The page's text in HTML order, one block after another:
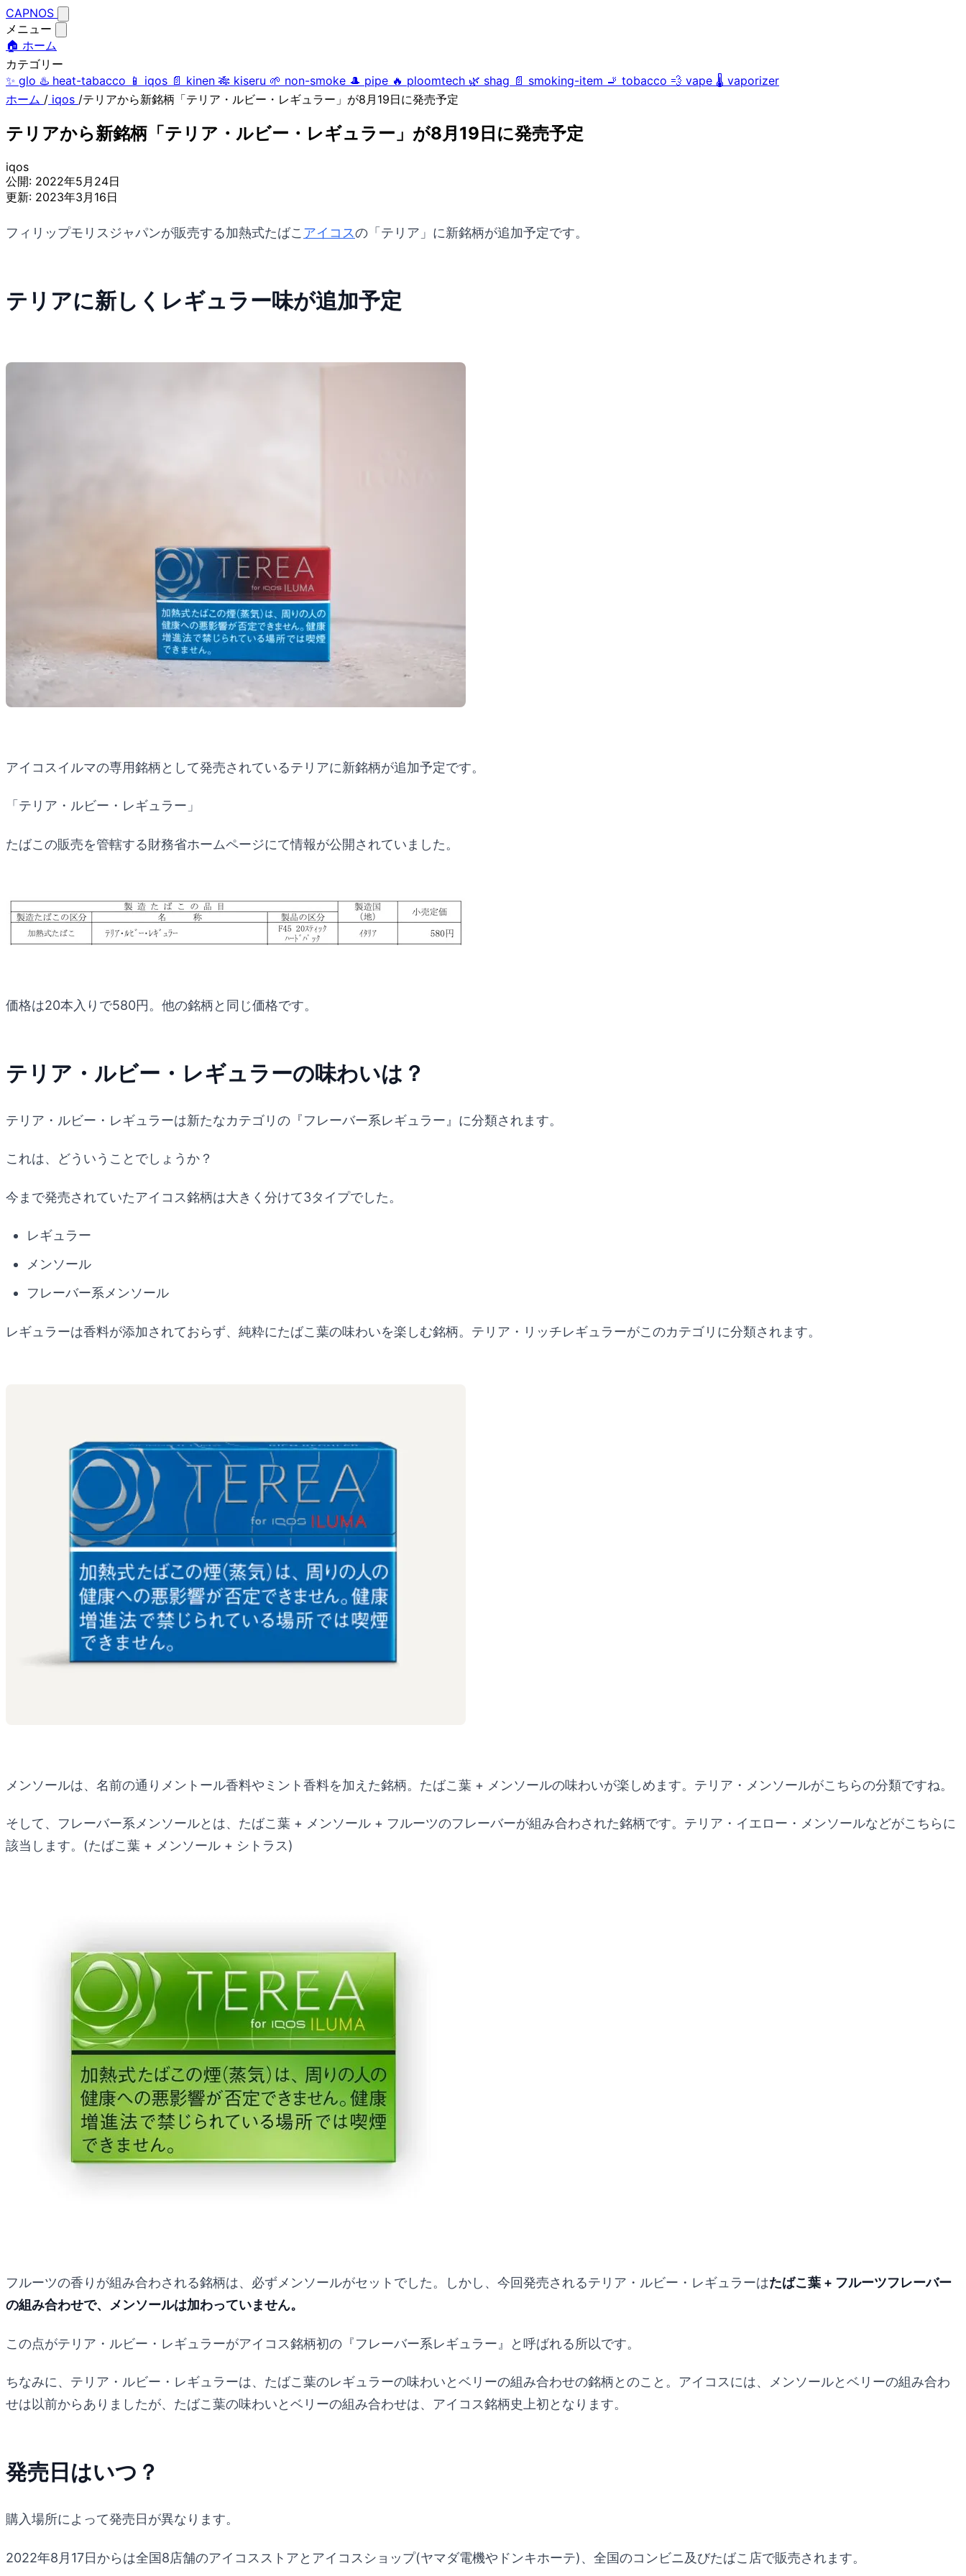
CAPNOS
メニュー
🏠 ホーム
カテゴリー
✨ glo ♨️ heat-tabacco 📱 iqos 📄 kinen 🎋 kiseru 🌱 non-smoke 🎩 pipe 🔥 ploomtech 🌿 shag 📄 smoking-item 🚬 tobacco 💨 vape 🌡️ vaporizer
ホーム / iqos /テリアから新銘柄「テリア・ルビー・レギュラー」が8月19日に発売予定
テリアから新銘柄「テリア・ルビー・レギュラー」が8月19日に発売予定
iqos
公開: 2022年5月24日
更新: 2023年3月16日
フィリップモリスジャパンが販売する加熱式たばこアイコスの「テリア」に新銘柄が追加予定です。
テリアに新しくレギュラー味が追加予定
アイコスイルマの専用銘柄として発売されているテリアに新銘柄が追加予定です。
「テリア・ルビー・レギュラー」
たばこの販売を管轄する財務省ホームページにて情報が公開されていました。
価格は20本入りで580円。他の銘柄と同じ価格です。
テリア・ルビー・レギュラーの味わいは？
テリア・ルビー・レギュラーは新たなカテゴリの『フレーバー系レギュラー』に分類されます。
これは、どういうことでしょうか？
今まで発売されていたアイコス銘柄は大きく分けて3タイプでした。
レギュラー
メンソール
フレーバー系メンソール
レギュラーは香料が添加されておらず、純粋にたばこ葉の味わいを楽しむ銘柄。テリア・リッチレギュラーがこのカテゴリに分類されます。
メンソールは、名前の通りメントール香料やミント香料を加えた銘柄。たばこ葉 + メンソールの味わいが楽しめます。テリア・メンソールがこちらの分類ですね。
そして、フレーバー系メンソールとは、たばこ葉 + メンソール + フルーツのフレーバーが組み合わされた銘柄です。テリア・イエロー・メンソールなどがこちらに
該当します。(たばこ葉 + メンソール + シトラス)
フルーツの香りが組み合わされる銘柄は、必ずメンソールがセットでした。しかし、今回発売されるテリア・ルビー・レギュラーはたばこ葉 + フルーツフレーバー
の組み合わせで、メンソールは加わっていません。
この点がテリア・ルビー・レギュラーがアイコス銘柄初の『フレーバー系レギュラー』と呼ばれる所以です。
ちなみに、テリア・ルビー・レギュラーは、たばこ葉のレギュラーの味わいとベリーの組み合わせの銘柄とのこと。アイコスには、メンソールとベリーの組み合わ
せは以前からありましたが、たばこ葉の味わいとベリーの組み合わせは、アイコス銘柄史上初となります。
発売日はいつ？
購入場所によって発売日が異なります。
2022年8月17日からは全国8店舗のアイコスストアとアイコスショップ(ヤマダ電機やドンキホーテ)、全国のコンビニ及びたばこ店で販売されます。